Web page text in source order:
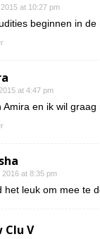
at 10:27 pm
beginnen in de
at 4:47 pm
Amira en ik wil graag
2016 at 8:35 pm
het leuk om mee te
Clu V